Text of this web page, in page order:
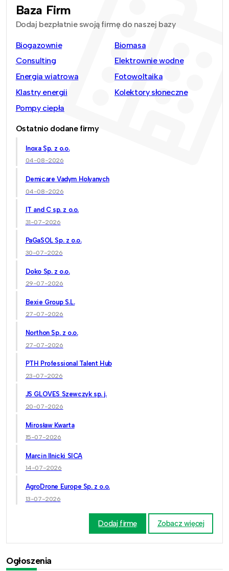
Baza Firm
Dodaj bezpłatnie swoją firmę do naszej bazy
Biogazownie
Biomasa
Consulting
Elektrownie wodne
Energia wiatrowa
Fotowoltaika
Klastry energii
Kolektory słoneczne
Pompy ciepła
Ostatnio dodane firmy
Inoxa Sp. z o.o.
04-08-2026
Demicare Vadym Holyanych
04-08-2026
IT and C sp. z o.o.
31-07-2026
PaGaSOL Sp. z o.o.
30-07-2026
Doko Sp. z o.o.
29-07-2026
Bexie Group S.L.
27-07-2026
Northon Sp. z o.o.
27-07-2026
PTH Professional Talent Hub
23-07-2026
JS GLOVES Szewczyk sp. j.
20-07-2026
Mirosław Kwarta
15-07-2026
Marcin Ilnicki SICA
14-07-2026
AgroDrone Europe Sp. z o.o.
13-07-2026
Dodaj firmę Zobacz więcej
Ogłoszenia